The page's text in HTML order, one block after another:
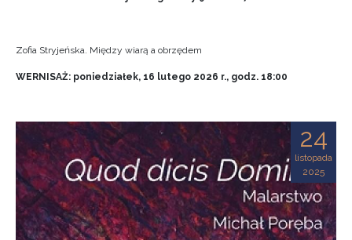
Zofia Stryjeńska. Między wiarą a obrzędem
WERNISAŻ: poniedziałek, 16 lutego 2026 r., godz. 18:00
24
listopada
2025